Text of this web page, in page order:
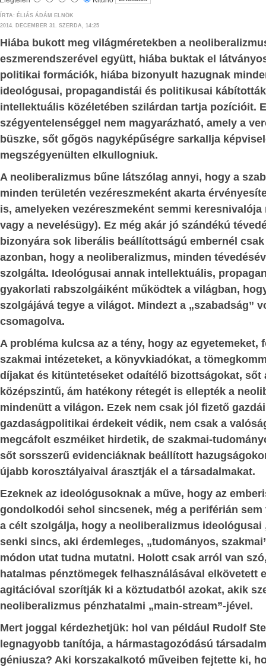
alapjai” című
Nemzeti Hivatala
010001 és
tézisek és
azokról a
amelyek új
lehetnek.
közgazdaságtan
részletesen ki
mértékben
ismertetésére
ESZMEI
:
az erőszakos
; -
létbiztonság és
;-
mint új
-
időszerű
és éhezés
; -
:
és a
világ és az
szintjein
annak jövőt meghatározó hordereje
mellékes szempont. Felül kell
személyes rokon- és ellenszenveink
esetleges személyes csalódásaink
alacsonyrendű érzelmi kísértéseinken,
bosszúvágyra, kárörvendésre
hajlamainkon, és valóban
utódainknak a jövője
mérlegelnünk.
Elfogulatlanul fel kell tennünk a
akarnak az országgal, kik mit
I. Az illegális migráció és a kötelező
kérdése
Európa országaiban az elmúlt 2-3 év
kampányait az illegális
problémaköre tematizálta.
választók döntésében meghatározó
milyen gyakorlatot folytatott, ha
illetve milyen álláspontot
politikai erők, amelyek Európa
történő betelepítésének hívei,
veszteségeket szenvedtek, némelyik
mélypontra zuhant, és még
szavazóinak jelentős részét is
azokra az országokra is igaz,
migráció-ellenes erők, ha nagy
is törtek, nem jutottak el a
szükséges győzelemig. De sok
migrációt ellenző pártok
választásokat.
Biztosra vehető, hogy a magyar
számára is döntő szempont lesz a
kérdése.
1. Miben soros Soros? – néhány sor
Soros György szellemi-morális elődei
lerabolták és kifosztották Afrikát és
euró-amerikai technikai civilizációt
ÍRTA: ÉLIÁS ÁDÁM ELNÖK
2014. DECEMBER 31. SZERDA, 14:25
Hiába bukott meg világméretekben a
eszmerendszerével együtt, hiába buktak el
politikai formációk, hiába bizonyult hazugnak
ideológusai, propagandistái és politikusai
intellektuális közéletében szilárdan tartja pozícióit.
szégyentelenséggel nem magyarázható, amely a
büszke, sőt gőgös nagyképűségre sarkallja
megszégyenülten elkullogniuk.
A neoliberalizmus bűne látszólag annyi, hogy a
minden területén vezéreszmeként akarta
is, amelyeken vezéreszmeként semmi keresnivalója
vagy a nevelésügy). Ez még akár jó szándékú
bizonyára sok liberális beállítottságú embernél
azonban, hogy a neoliberalizmus, minden
szolgálta. Ideológusai annak intellektuális,
gyakorlati rabszolgáiként működtek a világban,
szolgájává tegye a világot. Mindezt a „szabadság”
csomagolva.
A probléma kulcsa az a tény, hogy az egyetemeket,
szakmai intézeteket, a könyvkiadókat, a
díjakat és kitüntetéseket odaítélő bizottságokat, sőt
középszintű, ám hatékony rétegét is ellepték a
mindenütt a világon. Ezek nem csak jól fizető
gazdaságpolitikai érdekeit védik, nem csak a
megcáfolt eszméiket hirdetik, de szakmai-
sőt sorsszerű evidenciáknak beállított
újabb korosztályaival árasztják el a társadalmakat.
Ezeknek az ideológusoknak a műve, hogy az
gondolkodói sehol sincsenek, még a periférián
a célt szolgálja, hogy a neoliberalizmus ideológusai
senki sincs, aki érdemleges, „tudományos,
módon utat tudna mutatni. Holott csak arról van
hatalmas pénztömegek felhasználásával elkövetett
agitációval szorítják ki a köztudatból azokat, akik
neoliberalizmus pénzhatalmi „main-stream”-jével.
Mert joggal kérdezhetjük: hol van például Rudolf
legnagyobb tanítója, a hármastagozódású
géniusza? Aki korszakalkotó műveiben fejtette ki,